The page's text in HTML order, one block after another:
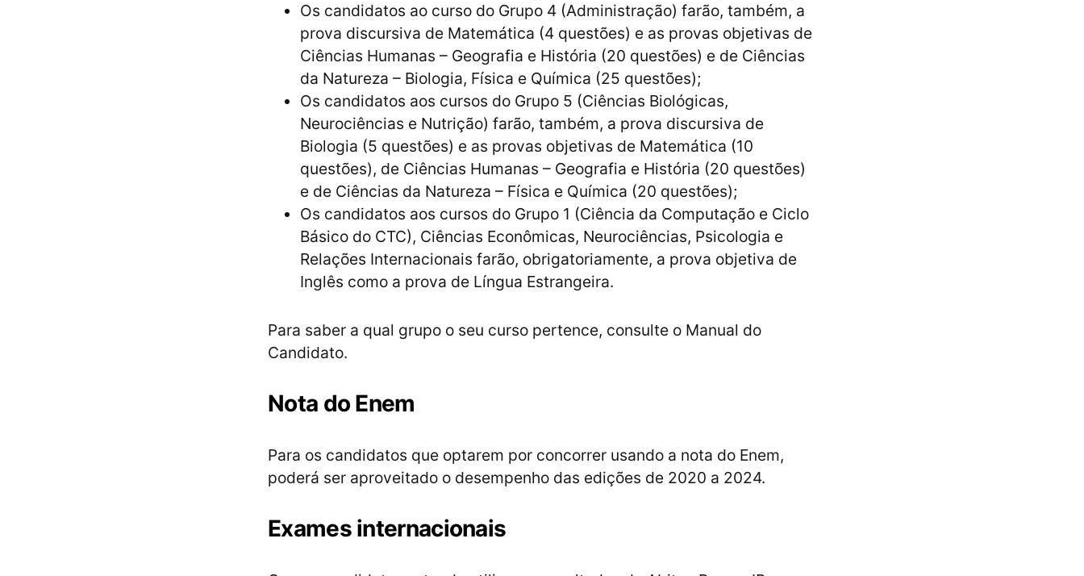
Os candidatos ao curso do Grupo 4 (Administração) farão, também, a
prova discursiva de Matemática (4 questões) e as provas objetivas de
Ciências Humanas – Geografia e História (20 questões) e de Ciências
da Natureza – Biologia, Física e Química (25 questões);
Os candidatos aos cursos do Grupo 5 (Ciências Biológicas,
Neurociências e Nutrição) farão, também, a prova discursiva de
Biologia (5 questões) e as provas objetivas de Matemática (10
questões), de Ciências Humanas – Geografia e História (20 questões)
e de Ciências da Natureza – Física e Química (20 questões);
Os candidatos aos cursos do Grupo 1 (Ciência da Computação e Ciclo
Básico do CTC), Ciências Econômicas, Neurociências, Psicologia e
Relações Internacionais farão, obrigatoriamente, a prova objetiva de
Inglês como a prova de Língua Estrangeira.
Para saber a qual grupo o seu curso pertence, consulte o Manual do
Candidato.
Nota do Enem
Para os candidatos que optarem por concorrer usando a nota do Enem,
poderá ser aproveitado o desempenho das edições de 2020 a 2024.
Exames internacionais